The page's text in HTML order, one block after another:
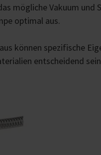
mögliche Vakuum und
optimal aus.
können spezifische
entscheidend